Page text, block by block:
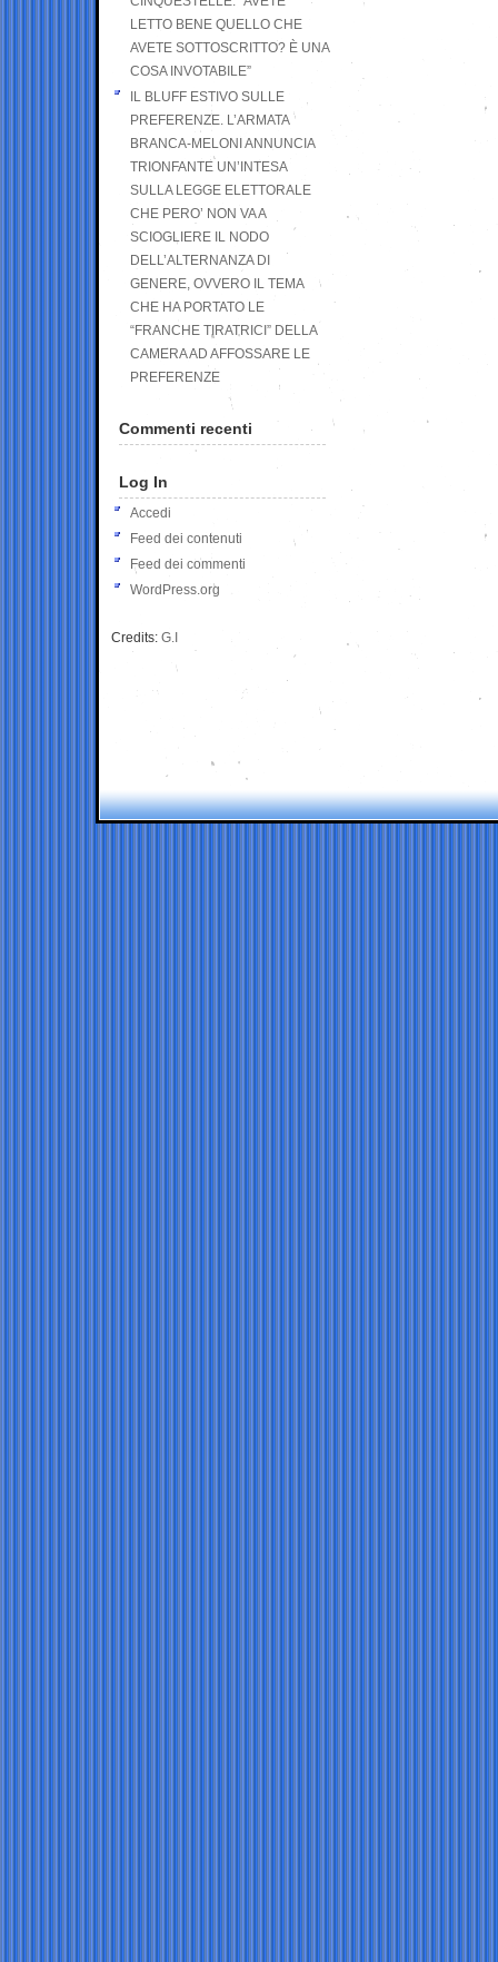
LETTO BENE QUELLO CHE
AVETE SOTTOSCRITTO? È UNA
COSA INVOTABILE”
IL BLUFF ESTIVO SULLE
PREFERENZE. L’ARMATA
BRANCA-MELONI ANNUNCIA
TRIONFANTE UN’INTESA
SULLA LEGGE ELETTORALE
CHE PERO’ NON VA A
SCIOGLIERE IL NODO
DELL’ALTERNANZA DI
GENERE, OVVERO IL TEMA
CHE HA PORTATO LE
“FRANCHE TIRATRICI” DELLA
CAMERA AD AFFOSSARE LE
PREFERENZE
Commenti recenti
Log In
Accedi
Feed dei contenuti
Feed dei commenti
WordPress.org
Credits: G.I